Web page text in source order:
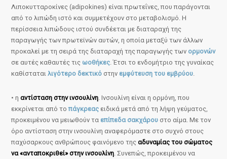
Λιποκυτταροκίνες (adipokines) είναι πρωτεΐνες, που παράγονται
από το λιπώδη ιστό και συμμετέχουν στο μεταβολισμό. Η
περίσσεια λιπώδους ιστού συνδέεται με διαταραχή της
παραγωγής των πρωτεϊνών αυτών, η οποία μεταξύ των άλλων
προκαλεί με τη σειρά της διαταραχή της παραγωγής των ορμονών
σε αυτές καθαυτές τις ωοθήκες. Έτσι το ενδομήτριο της γυναίκας
καθίσταταιλιγότερο δεκτικό στην εμφύτευση του εμβρύου.
• ηαντίσταση στην ινσουλίνη. Ινσουλίνη είναι η ορμόνη, που
εκκρίνεται από τοπάγκρεας ειδικά μετά από τη λήψη γεύματος,
προκειμένου να μειωθούν τα επίπεδα σακχάρου στο αίμα. Με τον
όρο αντίσταση στην ινσουλίνη αναφερόμαστε στο συχνό στους
παχύσαρκους ανθρώπους φαινόμενο τηςαδυναμίας του σώματος
να «ανταποκριθεί» στην ινσουλίνη. Συνεπώς, προκειμένου να